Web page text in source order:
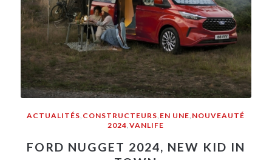
ACTUALITÉS, CONSTRUCTEURS, EN UNE, NOUVEAUTÉ
2024,VANLIFE
FORD NUGGET 2024, NEW KID IN